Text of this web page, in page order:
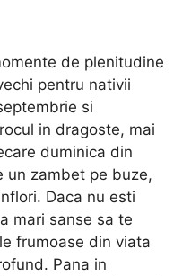
de plenitudine
pentru nativii
si
in dragoste, mai
duminica din
un zambet pe buze,
Daca nu esti
mari sanse sa te
frumoase din viata
Pana in